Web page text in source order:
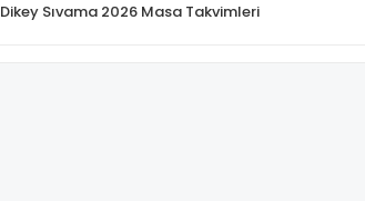
Dikey Sıvama 2026 Masa Takvimleri